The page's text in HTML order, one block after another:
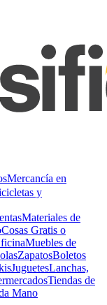
Mercancía en
y
Materiales de
Cosas Gratis o
Muebles de
ZapatosBoletos
JuguetesLanchas,
Tiendas de
Mano